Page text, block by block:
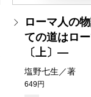
ローマ人の
ての道はロ
〔上〕―
塩野七生／著
649円